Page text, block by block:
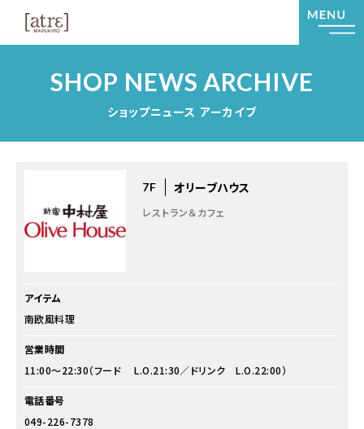
SHOP NEWS ARCHIVE
ショップニュース アーカイブ
7F オリーブハウス
レストラン＆カフェ
アイテム
南欧風料理
営業時間
11:00～22:30（フード L.O.21:30／ドリンク L.O.22:00）
電話番号
049-226-7378